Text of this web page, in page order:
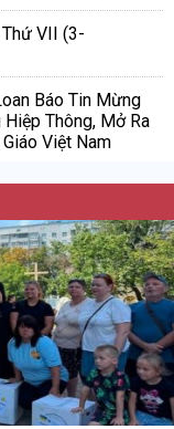
VII (3-
Báo Tin Mừng
Thông, Mở Ra
Việt Nam